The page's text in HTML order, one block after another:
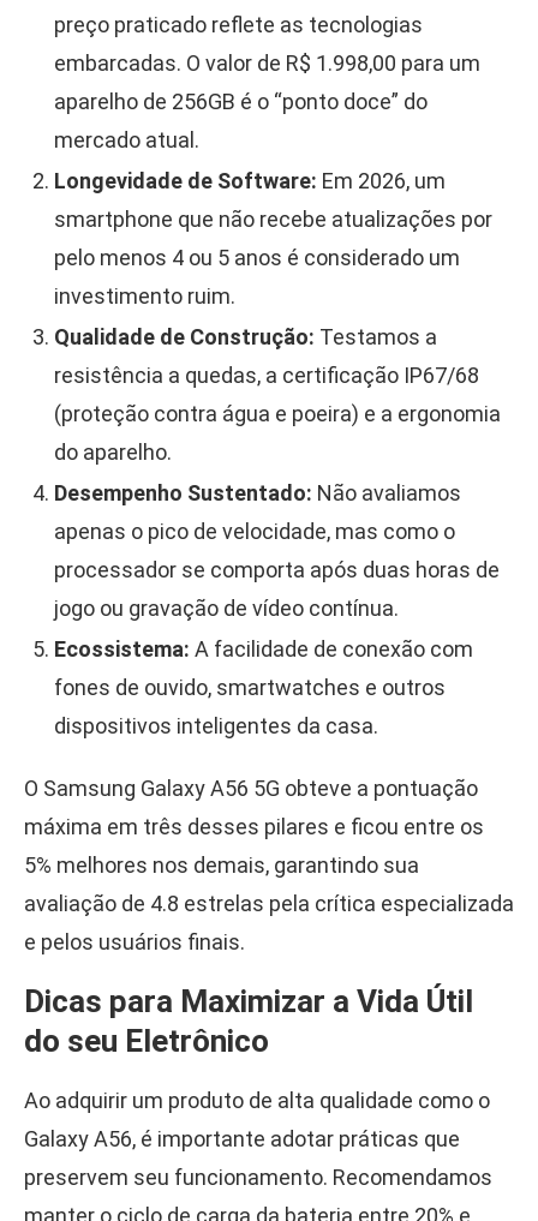
preço praticado reflete as tecnologias
embarcadas. O valor de R$ 1.998,00 para um
aparelho de 256GB é o “ponto doce” do
mercado atual.
Longevidade de Software: Em 2026, um
smartphone que não recebe atualizações por
pelo menos 4 ou 5 anos é considerado um
investimento ruim.
Qualidade de Construção: Testamos a
resistência a quedas, a certificação IP67/68
(proteção contra água e poeira) e a ergonomia
do aparelho.
Desempenho Sustentado: Não avaliamos
apenas o pico de velocidade, mas como o
processador se comporta após duas horas de
jogo ou gravação de vídeo contínua.
Ecossistema: A facilidade de conexão com
fones de ouvido, smartwatches e outros
dispositivos inteligentes da casa.
O Samsung Galaxy A56 5G obteve a pontuação
máxima em três desses pilares e ficou entre os
5% melhores nos demais, garantindo sua
avaliação de 4.8 estrelas pela crítica especializada
e pelos usuários finais.
Dicas para Maximizar a Vida Útil
do seu Eletrônico
Ao adquirir um produto de alta qualidade como o
Galaxy A56, é importante adotar práticas que
preservem seu funcionamento. Recomendamos
manter o ciclo de carga da bateria entre 20% e